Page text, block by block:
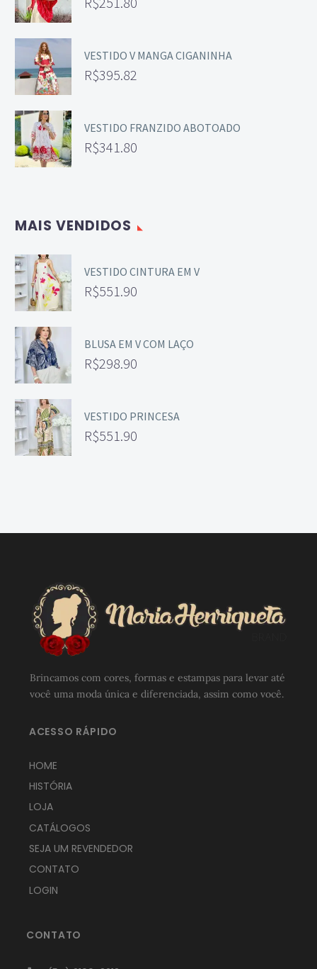
VESTIDO V MANGA CIGANINHA
R$395.82
VESTIDO FRANZIDO ABOTOADO
R$341.80
MAIS VENDIDOS
VESTIDO CINTURA EM V
R$551.90
BLUSA EM V COM LAÇO
R$298.90
VESTIDO PRINCESA
R$551.90
Brincamos com cores, formas e estampas para levar até
você uma moda única e diferenciada, assim como você.
ACESSO RÁPIDO
HOME
HISTÓRIA
LOJA
CATÁLOGOS
SEJA UM REVENDEDOR
CONTATO
LOGIN
CONTATO